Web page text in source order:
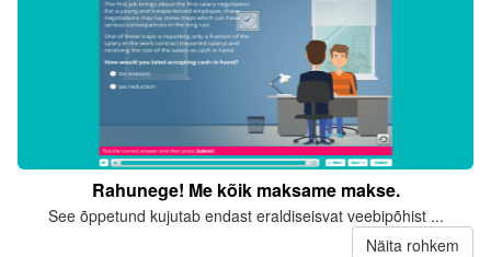
Rahunege! Me kõik maksame makse.
See õppetund kujutab endast eraldiseisvat veebipõhist ...
Näita rohkem